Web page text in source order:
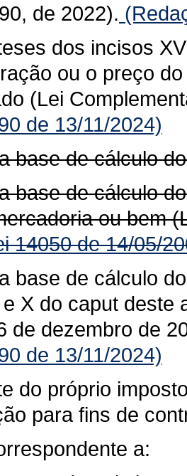
de 2022).
dos incisos
ou o preço
(Lei
de 13/11/2024)
base de cálculo
base de cálculo
ou bem
14050 de 14/05/
base de cálculo
X do caput
de dezembro de
de 13/11/2024)
do próprio
para fins de
a: